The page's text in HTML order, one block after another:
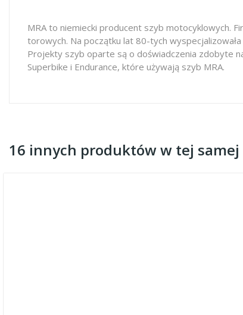
MRA to niemiecki producent szyb motocyklowych.
torowych. Na początku lat 80-tych
Projekty szyb oparte są o doświadczenia zdobyte
Superbike i Endurance, które używają szyb MRA.
16 innych produktów w tej